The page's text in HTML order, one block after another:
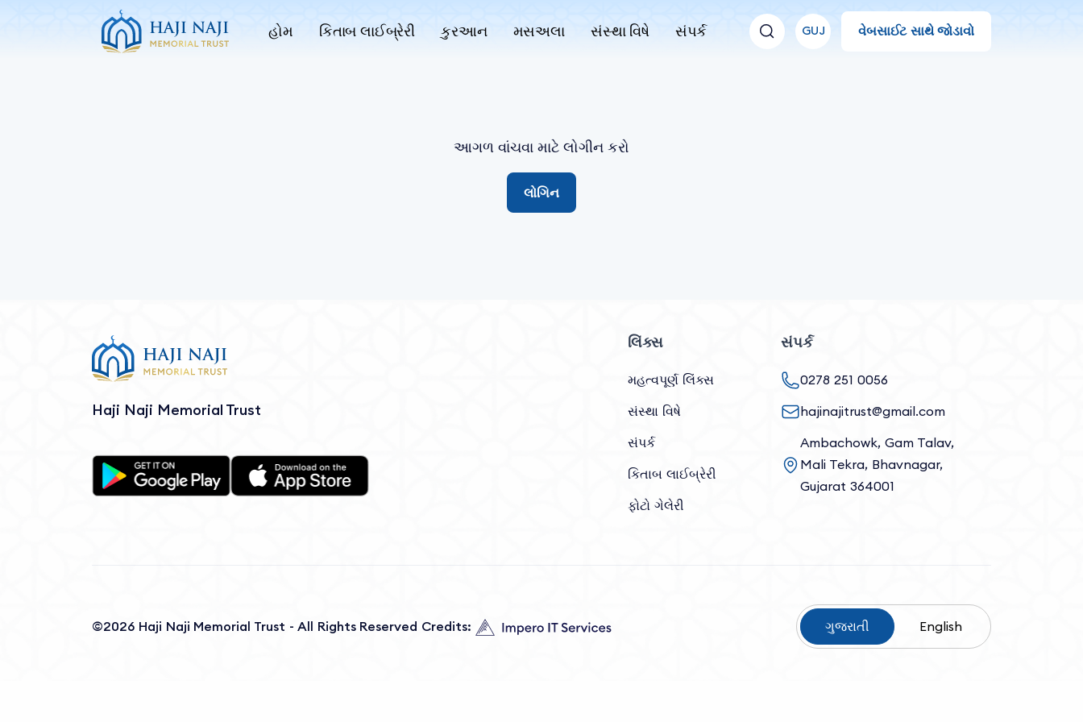
હોમ કિતાબ લાઈબ્રેરી કુરઆન મસઅલા સંસ્થા વિષે સંપર્ક GUJ વેબસાઈટ સાથે જોડાવો
આગળ વાંચવા માટે લોગીન કરો
લોગિન
Haji Naji Memorial Trust
લિંક્સ
મહત્વપૂર્ણ લિંક્સ
સંસ્થા વિષે
સંપર્ક
કિતાબ લાઈબ્રેરી
ફોટો ગેલેરી
સંપર્ક
0278 251 0056
hajinajitrust@gmail.com
Ambachowk, Gam Talav,
Mali Tekra, Bhavnagar,
Gujarat 364001
©2026 Haji Naji Memorial Trust - All Rights Reserved Credits: ગુજરાતી English